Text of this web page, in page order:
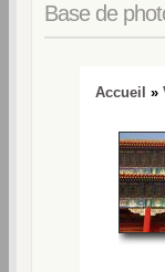
Base de
Accueil »